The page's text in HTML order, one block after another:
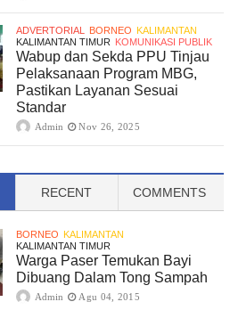
ADVERTORIAL BORNEO KALIMANTAN
KALIMANTAN TIMUR KOMUNIKASI PUBLIK
Wabup dan Sekda PPU Tinjau
Pelaksanaan Program MBG,
Pastikan Layanan Sesuai
Standar
Admin Nov 26, 2025
RECENT COMMENTS
BORNEO KALIMANTAN
KALIMANTAN TIMUR
Warga Paser Temukan Bayi
Dibuang Dalam Tong Sampah
Admin Agu 04, 2015